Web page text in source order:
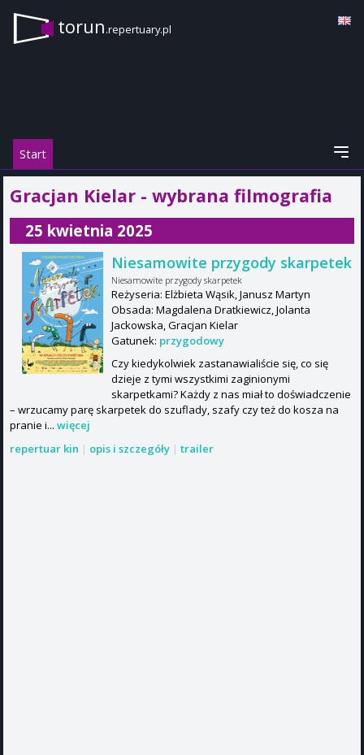
torun.repertuary.pl
Start
Gracjan Kielar - wybrana filmografia
25 kwietnia 2025
Niesamowite przygody skarpetek
Niesamowite przygody skarpetek
Reżyseria: Elżbieta Wąsik, Janusz Martyn
Obsada: Magdalena Dratkiewicz, Jolanta
Jackowska, Gracjan Kielar
Gatunek: przygodowy
Czy kiedykolwiek zastanawialiście się, co się
dzieje z tymi wszystkimi zaginionymi
skarpetkami? Każdy z nas miał to doświadczenie
– wrzucamy parę skarpetek do szuflady, szafy czy też do kosza na
pranie i... więcej
repertuar kin | opis i szczegóły | trailer